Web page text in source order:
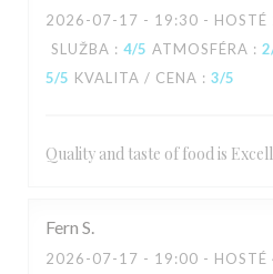
2026-07-17 - 19:30 - HOSTÉ
SLUŽBA : 4/5 ATMOSFÉRA : 2
5/5 KVALITA / CENA : 3/5
Quality and taste of food is
Fern S
2026-07-17 - 19:00 - HOSTÉ